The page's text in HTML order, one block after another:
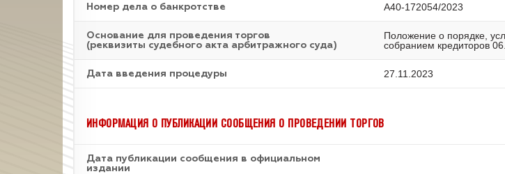
Номер дела о банкротстве А40-172054/2023
Основание для проведения торгов
(реквизиты судебного акта арбитражного суда)
Положение о порядке,
собранием кредиторов
Дата введения процедуры 27.11.2023
ИНФОРМАЦИЯ О ПУБЛИКАЦИИ СООБЩЕНИЯ О ПРОВЕДЕНИИ ТОРГОВ
Дата публикации сообщения в официальном
издании